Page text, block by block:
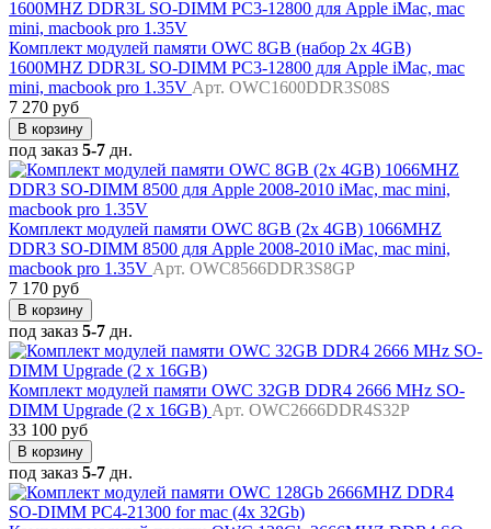
Комплект модулей памяти OWC 8GB (набор 2x 4GB)
1600MHZ DDR3L SO-DIMM PC3-12800 для Apple iMac, mac
mini, macbook pro 1.35V Арт. OWC1600DDR3S08S
7 270 руб
В корзину
под заказ 5-7 дн.
Комплект модулей памяти OWC 8GB (2x 4GB) 1066MHZ
DDR3 SO-DIMM 8500 для Apple 2008-2010 iMac, mac mini,
macbook pro 1.35V Арт. OWC8566DDR3S8GP
7 170 руб
В корзину
под заказ 5-7 дн.
Комплект модулей памяти OWC 32GB DDR4 2666 MHz SO-
DIMM Upgrade (2 x 16GB) Арт. OWC2666DDR4S32P
33 100 руб
В корзину
под заказ 5-7 дн.